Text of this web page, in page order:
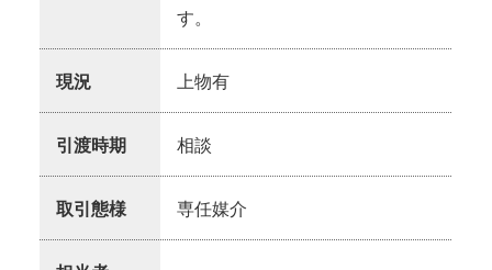
す。
現況 上物有
引渡時期 相談
取引態様 専任媒介